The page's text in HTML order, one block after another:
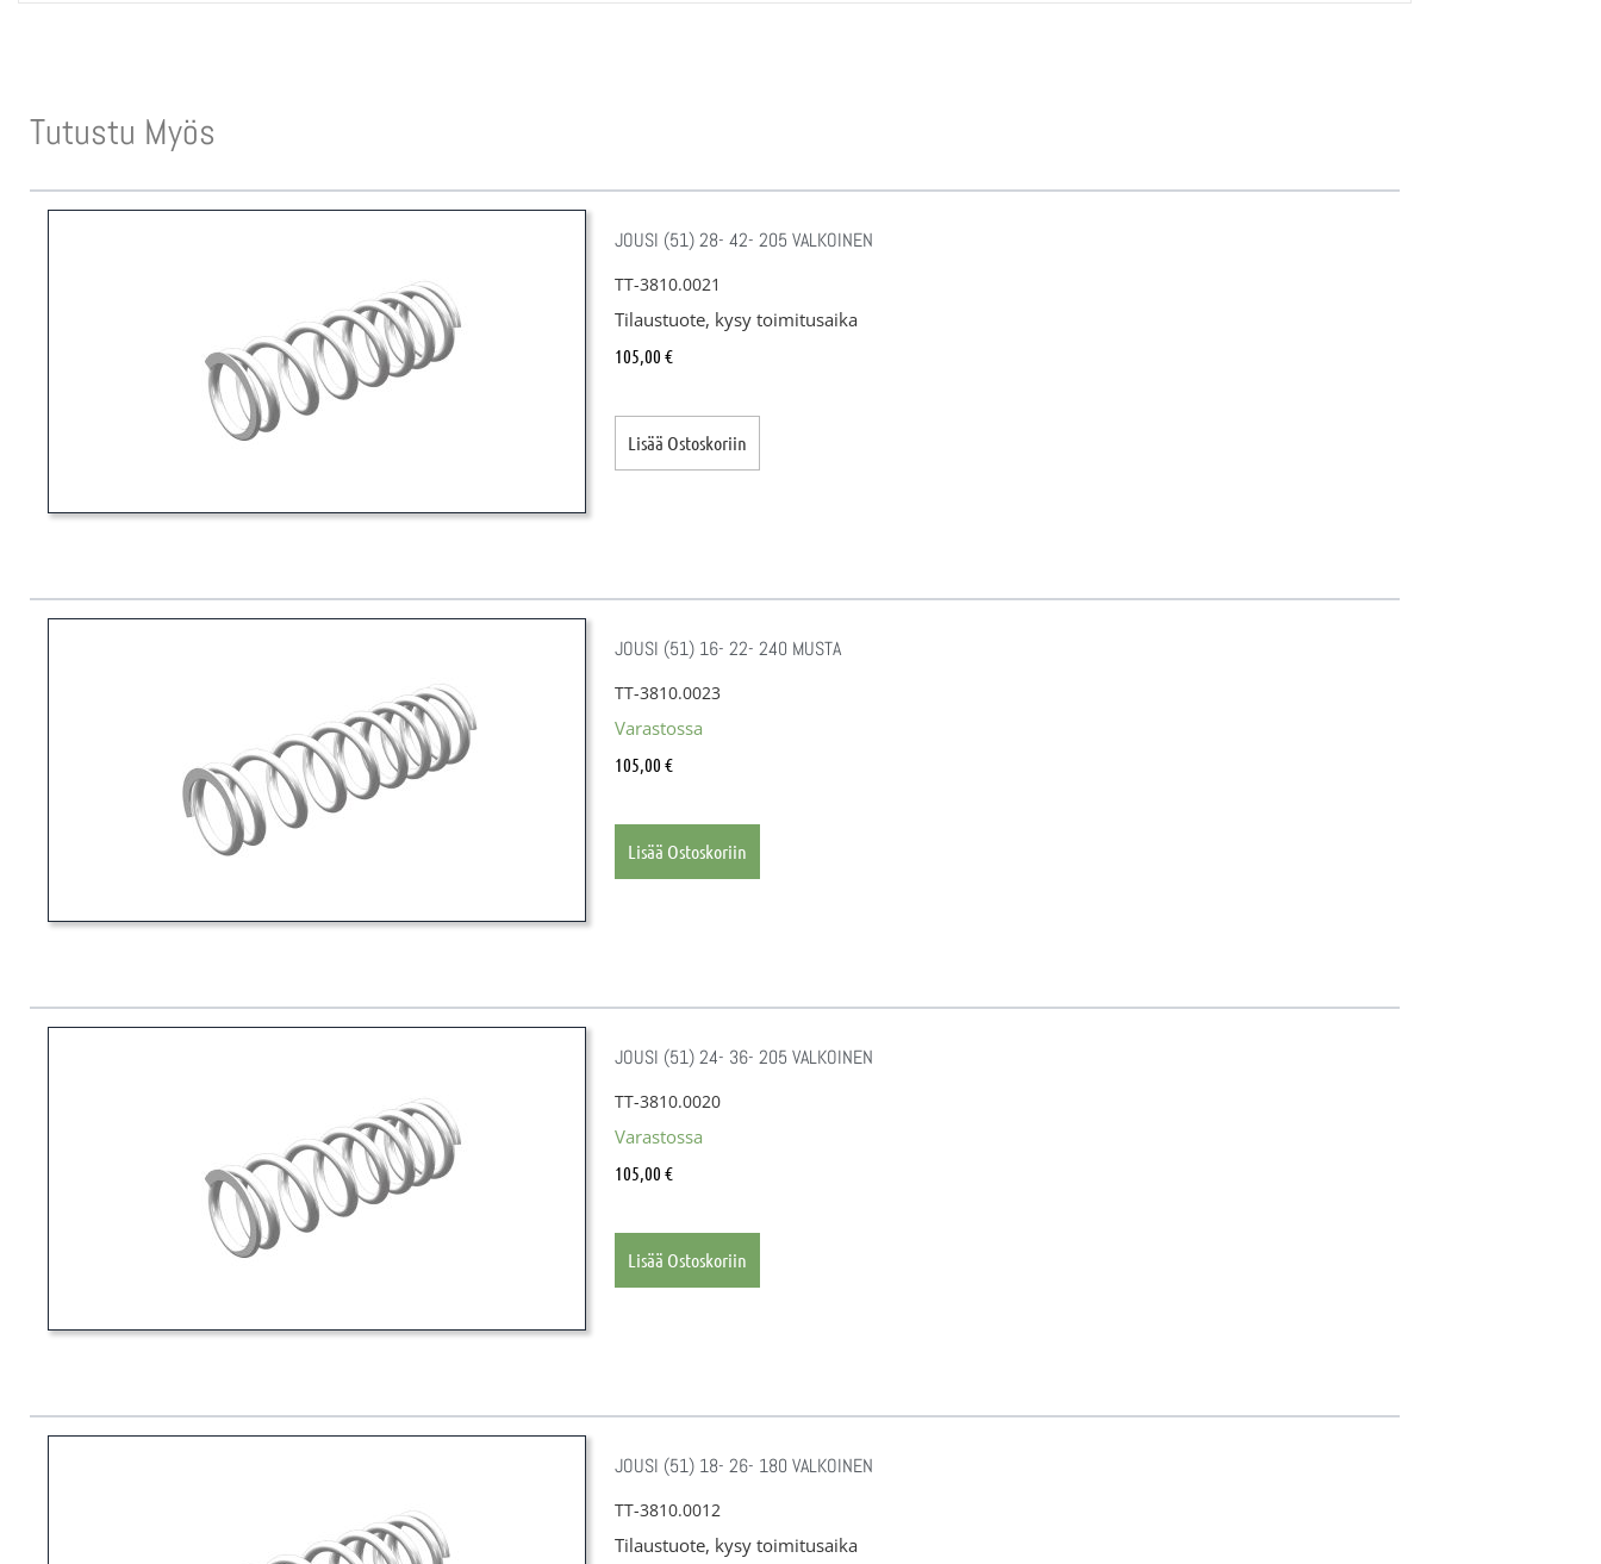
Tutustu Myös
JOUSI (51) 28- 42- 205 VALKOINEN
TT-3810.0021
Tilaustuote, kysy toimitusaika
105,00 €
Lisää Ostoskoriin
JOUSI (51) 16- 22- 240 MUSTA
TT-3810.0023
Varastossa
105,00 €
Lisää Ostoskoriin
JOUSI (51) 24- 36- 205 VALKOINEN
TT-3810.0020
Varastossa
105,00 €
Lisää Ostoskoriin
JOUSI (51) 18- 26- 180 VALKOINEN
TT-3810.0012
Tilaustuote, kysy toimitusaika